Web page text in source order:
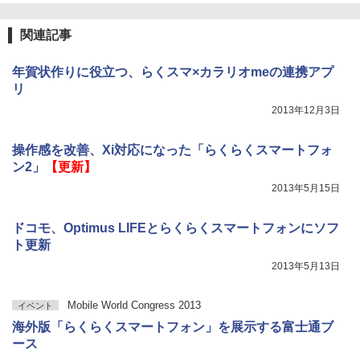
関連記事
年賀状作りに役立つ、らくスマ×カラリオmeの連携アプ
リ
2013年12月3日
操作感を改善、Xi対応になった「らくらくスマートフォ
ン2」
【更新】
2013年5月15日
ドコモ、Optimus LIFEとらくらくスマートフォンにソフ
ト更新
2013年5月13日
イベント Mobile World Congress 2013
海外版「らくらくスマートフォン」を展示する富士通ブ
ース